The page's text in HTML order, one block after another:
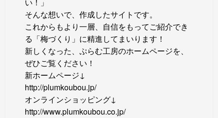
い！」
そんな想いで、作成したサイトです。
これからもより一層、自信をもってご紹介でき
る「梅づくり」に精進してまいります！
新しくなった、ぷらむ工房のホームページを、
ぜひご覧ください！
新ホームページ↓
http://plumkoubou.jp/
オンラインショッピング↓
http://www.plumkoubou.co.jp/